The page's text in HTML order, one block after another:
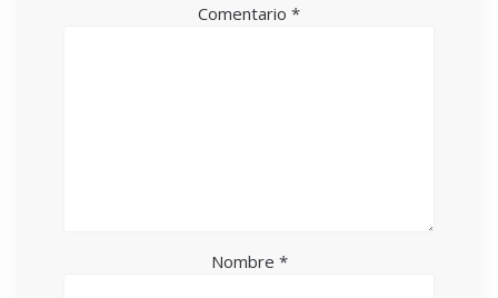
Comentario *
Nombre *